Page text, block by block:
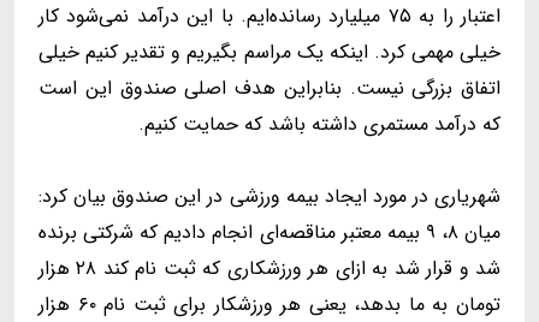
اعتبار را به ۷۵ میلیارد رسانده‌ایم. با این درآمد نمی‌شود کار
خیلی مهمی کرد. اینکه یک مراسم بگیریم و تقدیر کنیم خیلی
اتفاق بزرگی نیست. بنابراین هدف اصلی صندوق این است
که درآمد مستمری داشته باشد که حمایت کنیم.
شهریاری در مورد ایجاد بیمه ورزشی در این صندوق بیان کرد:
میان ۸، ۹ بیمه معتبر مناقصه‌ای انجام دادیم که شرکتی برنده
شد و قرار شد به ازای هر ورزشکاری که ثبت نام کند ۲۸ هزار
تومان به ما بدهد، یعنی هر ورزشکار برای ثبت نام ۶۰ هزار